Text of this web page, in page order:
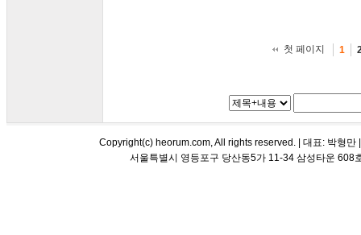
첫 페이지 1
Copyright(c) heorum.com, All rights reserved. | 대표: 박형
서울특별시 영등포구 당산동5가 11-34 삼성타운